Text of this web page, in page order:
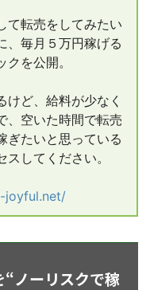
て転売をしてみたい
、毎月５万円稼げる
を公開。
けど、給料が少なく
、空いた時間で転売
ぎたいと思っている
してください。
joyful.net/
ノーリスクで稼